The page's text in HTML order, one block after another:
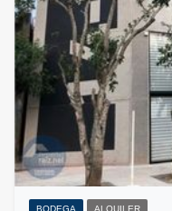
BODEGA ALQUILER